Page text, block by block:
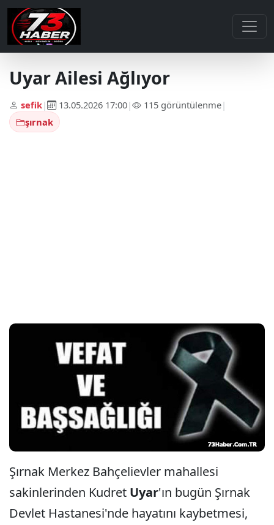
Uyar Ailesi Ağlıyor
sefik| 13.05.2026 17:00| 115 görüntülenme|
şırnak
Şırnak Merkez Bahçelievler mahallesi
sakinlerinden Kudret Uyar'ın bugün Şırnak
Devlet Hastanesi'nde hayatını kaybetmesi,